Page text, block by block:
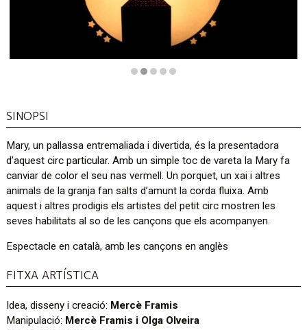
SINOPSI
Mary, un pallassa entremaliada i divertida, és la presentadora
d’aquest circ particular. Amb un simple toc de vareta la Mary fa
canviar de color el seu nas vermell. Un porquet, un xai i altres
animals de la granja fan salts d’amunt la corda fluixa. Amb
aquest i altres prodigis els artistes del petit circ mostren les
seves habilitats al so de les cançons que els acompanyen.
Espectacle en català, amb les cançons en anglès
FITXA ARTÍSTICA
Idea, disseny i creació: Mercè Framis
Manipulació: Mercè Framis i Olga Olveira